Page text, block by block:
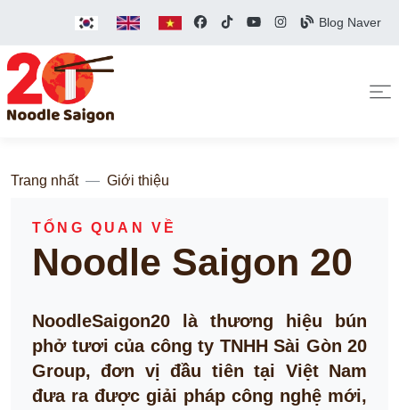
Blog Naver
Trang nhất Giới thiệu
TỔNG QUAN VỀ
Noodle Saigon 20
NoodleSaigon20 là thương hiệu bún
phở tươi của công ty TNHH Sài Gòn 20
Group, đơn vị đầu tiên tại Việt Nam
đưa ra được giải pháp công nghệ mới,